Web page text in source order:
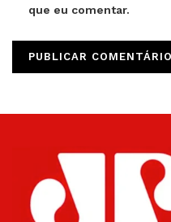
que eu comentar.